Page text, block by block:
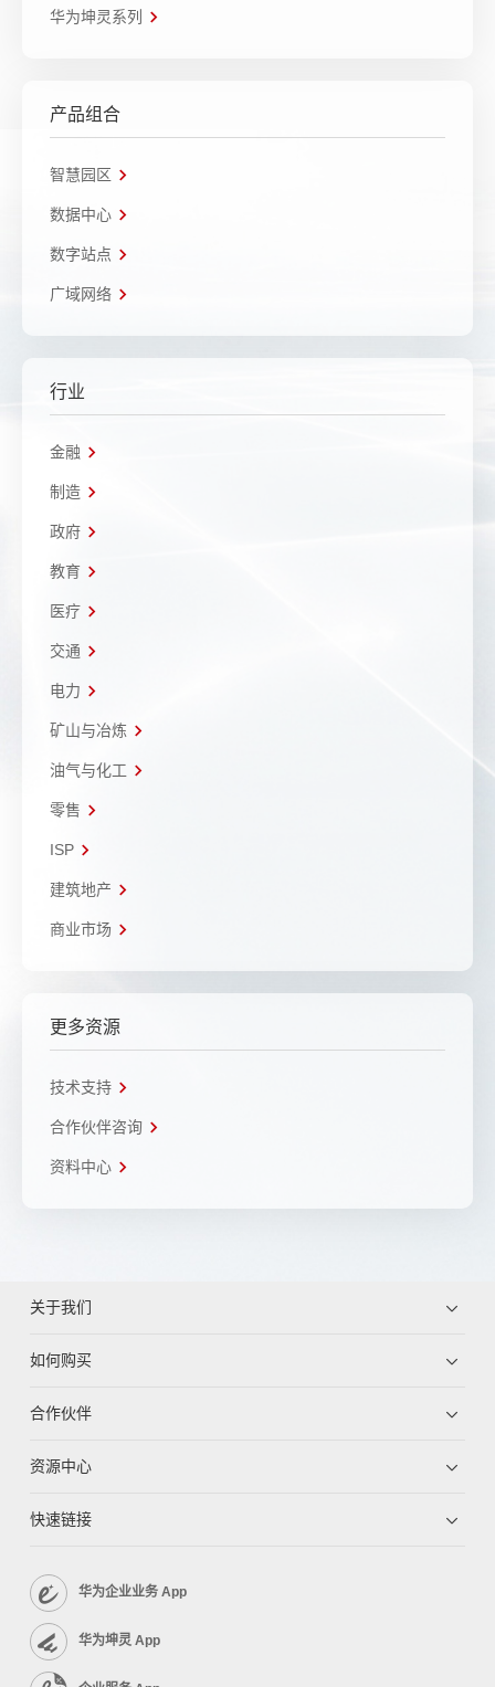
华为坤灵系列
产品组合
智慧园区
数据中心
数字站点
广域网络
行业
金融
制造
政府
教育
医疗
交通
电力
矿山与冶炼
油气与化工
零售
ISP
建筑地产
商业市场
更多资源
技术支持
合作伙伴咨询
资料中心
关于我们
如何购买
合作伙伴
资源中心
快速链接
华为企业业务 App
华为坤灵 App